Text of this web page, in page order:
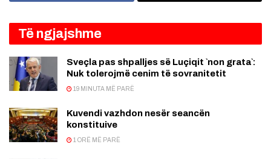
Të ngjajshme
Sveçla pas shpalljes së Luçiqit `non grata`:
Nuk tolerojmë cenim të sovranitetit
19 MINUTA MË PARË
Kuvendi vazhdon nesër seancën
konstituive
1 ORË MË PARË